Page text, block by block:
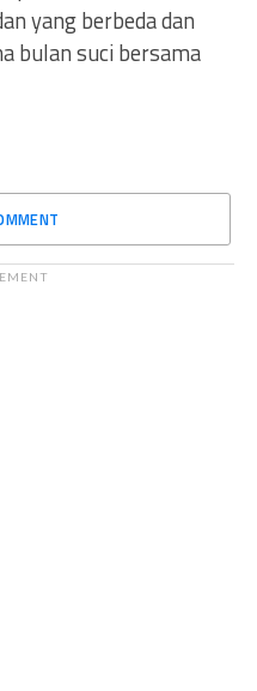
yang berbeda dan
bulan suci bersama